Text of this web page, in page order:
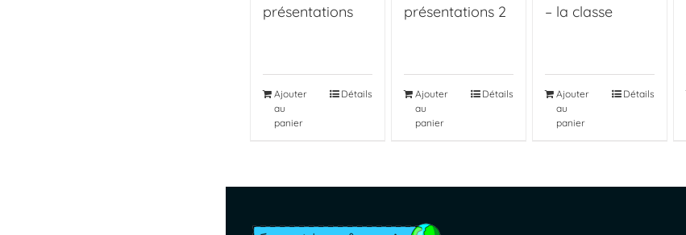
présentations
Ajouter
au
panier
Détails
présentations 2
Ajouter
au
panier
Détails
– la classe
Ajouter
au
panier
Détails